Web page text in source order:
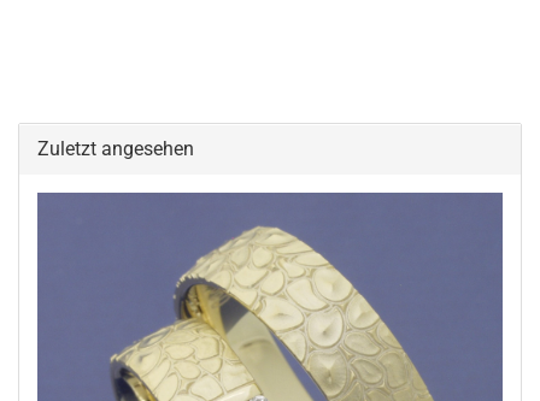
Zuletzt angesehen